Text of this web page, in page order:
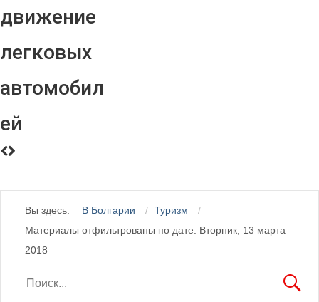
движение
легковых
автомобил
ей
Вы здесь: В Болгарии
Туризм
Материалы отфильтрованы по дате: Вторник, 13 марта
2018